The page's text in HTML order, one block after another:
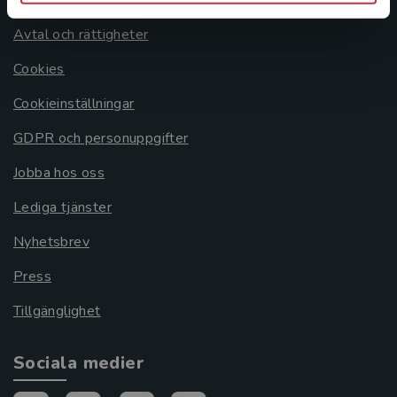
Avtal och rättigheter
Cookies
Cookieinställningar
GDPR och personuppgifter
Jobba hos oss
Lediga tjänster
Nyhetsbrev
Press
Tillgänglighet
Sociala medier